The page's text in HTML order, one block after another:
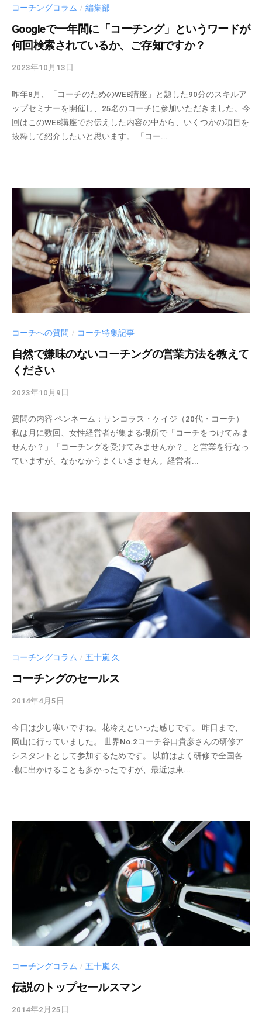
コーチングコラム / 編集部
Googleで一年間に「コーチング」というワードが
何回検索されているか、ご存知ですか？
2023年10月13日
c
m
_
a
昨年8月、「コーチのためのWEB講座」と題した90分のスキルア
ップセミナーを開催し、25名のコーチに参加いただきました。今
回はこのWEB講座でお伝えした内容の中から、いくつかの項目を
抜粋して紹介したいと思います。 「コー...
コーチへの質問 / コーチ特集記事
自然で嫌味のないコーチングの営業方法を教えて
ください
2023年10月9日
c
m
_
a
質問の内容 ペンネーム：サンコラス・ケイジ（20代・コーチ）
私は月に数回、女性経営者が集まる場所で「コーチをつけてみま
せんか？」「コーチングを受けてみませんか？」と営業を行なっ
ていますが、なかなかうまくいきません。経営者...
コーチングコラム / 五十嵐 久
コーチングのセールス
2014年4月5日
c
m
_
a
今日は少し寒いですね。花冷えといった感じです。 昨日まで、
岡山に行っていました。 世界No.2コーチ谷口貴彦さんの研修ア
シスタントとして参加するためです。 以前はよく研修で全国各
地に出かけることも多かったですが、最近は東...
コーチングコラム / 五十嵐 久
伝説のトップセールスマン
2014年2月25日